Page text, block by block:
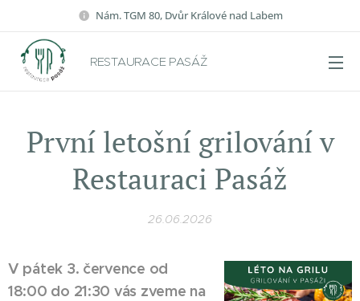
Nám. TGM 80, Dvůr Králové nad Labem
RESTAURACE PASÁŽ
První letošní grilování v
Restauraci Pasáž
26.06.2026
V pátek 3. července od
18:00 do 21:30 vás zveme na